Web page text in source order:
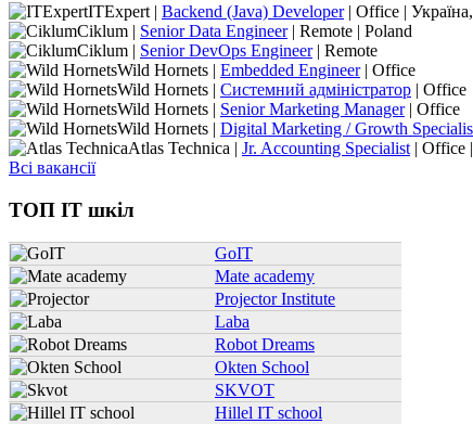
ITExpert | Backend (Java) Developer| Office |
Ciklum | Senior Data Engineer| Remote | Poland
Ciklum | Senior DevOps Engineer| Remote
Wild Hornets | Embedded Engineer| Office
Wild Hornets | Системний адміністратор | Office
Wild Hornets | Senior Marketing Manager| Office
Wild Hornets | Digital Marketing / Growth
Atlas Technica | Jr. Accounting Specialist | Office
Всі вакансії
ТОП IT шкіл
GoIT
Mate academy
Projector Institute
Laba
Robot Dreams
Okten School
SKVOT
Hillel IT school